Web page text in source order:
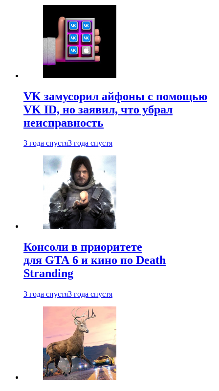
VK замусорил айфоны с помощью
VK ID, но заявил, что убрал
неисправность
3 года спустя3 года спустя
Консоли в приоритете
для GTA 6 и кино по Death
Stranding
3 года спустя3 года спустя